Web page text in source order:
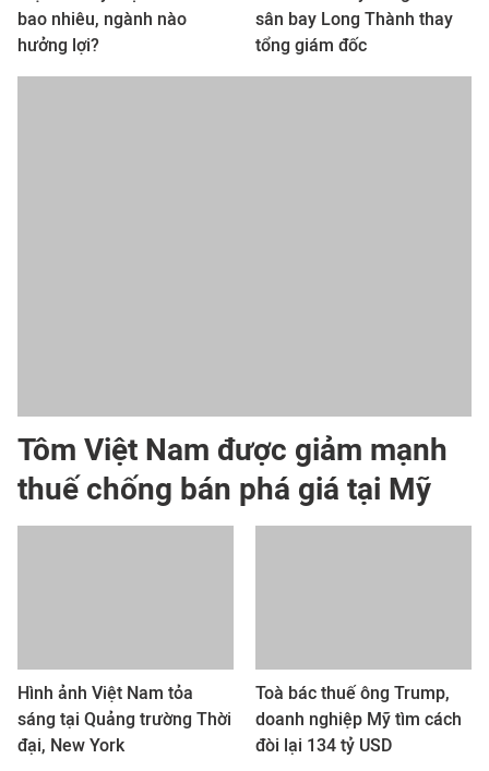
bao nhiêu, ngành nào
hưởng lợi?
sân bay Long Thành thay
tổng giám đốc
Tôm Việt Nam được giảm mạnh
thuế chống bán phá giá tại Mỹ
Hình ảnh Việt Nam tỏa
sáng tại Quảng trường Thời
đại, New York
Toà bác thuế ông Trump,
doanh nghiệp Mỹ tìm cách
đòi lại 134 tỷ USD